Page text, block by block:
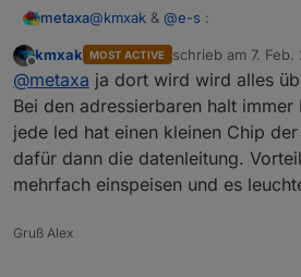
metaxa@kmxak & @e-s :
Warum benötige ich 10x so
formulieren, wenn ich
bekomme, Respekt & Dank an
Verstehe ich es richtig, auch
herkömlichen Stripes neben
direkt anspeise läuft die volle
jeweiligen Controller, da die ja
ansprechen. Das ist also nur
mxa
Offline
kmxak MOST ACTIVE schrieb am 7.
zuletzt editiert von
@metaxa ja dort wird wird alles
Bei den adressierbaren halt
jede led hat einen kleinen Chip
dafür dann die datenleitung.
mehrfach einspeisen und es
Gruß Alex